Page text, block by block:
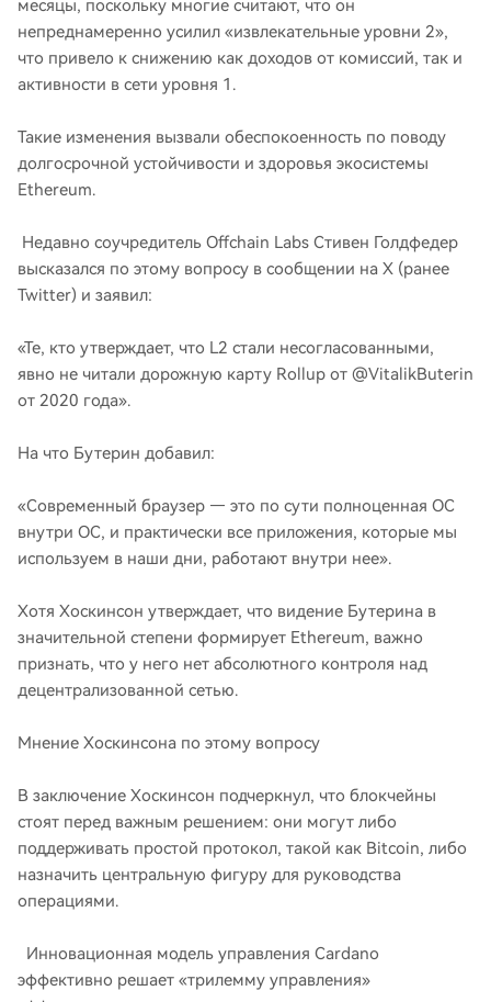
месяцы, поскольку многие считают, что он
непреднамеренно усилил «извлекательные уровни 2»,
что привело к снижению как доходов от комиссий, так и
активности в сети уровня 1.
Такие изменения вызвали обеспокоенность по поводу
долгосрочной устойчивости и здоровья экосистемы
Ethereum.
Недавно соучредитель Offchain Labs Стивен Голдфедер
высказался по этому вопросу в сообщении на X (ранее
Twitter) и заявил:
«Те, кто утверждает, что L2 стали несогласованными,
явно не читали дорожную карту Rollup от @VitalikButerin
от 2020 года».
На что Бутерин добавил:
«Современный браузер — это по сути полноценная ОС
внутри ОС, и практически все приложения, которые мы
используем в наши дни, работают внутри нее».
Хотя Хоскинсон утверждает, что видение Бутерина в
значительной степени формирует Ethereum, важно
признать, что у него нет абсолютного контроля над
децентрализованной сетью.
Мнение Хоскинсона по этому вопросу
В заключение Хоскинсон подчеркнул, что блокчейны
стоят перед важным решением: они могут либо
поддерживать простой протокол, такой как Bitcoin, либо
назначить центральную фигуру для руководства
операциями.
Инновационная модель управления Cardano
эффективно решает «трилемму управления»